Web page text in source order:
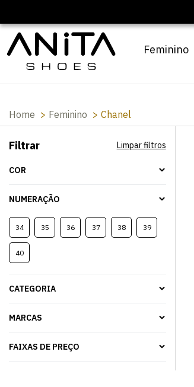
Feminino
Home Feminino Chanel
Filtrar Limpar filtros
COR
NUMERAÇÃO
34 35 36 37 38 39
40
CATEGORIA
MARCAS
FAIXAS DE PREÇO